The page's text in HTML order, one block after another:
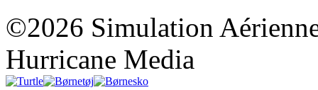
©2026 Simulation
Hurricane Media